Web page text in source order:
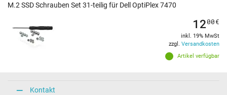
M.2 SSD Schrauben Set 31-teilig für Dell OptiPlex 7470
Artikel verfügbar
1200€
inkl. 19% MwSt
zzgl. Versandkosten
Kontakt